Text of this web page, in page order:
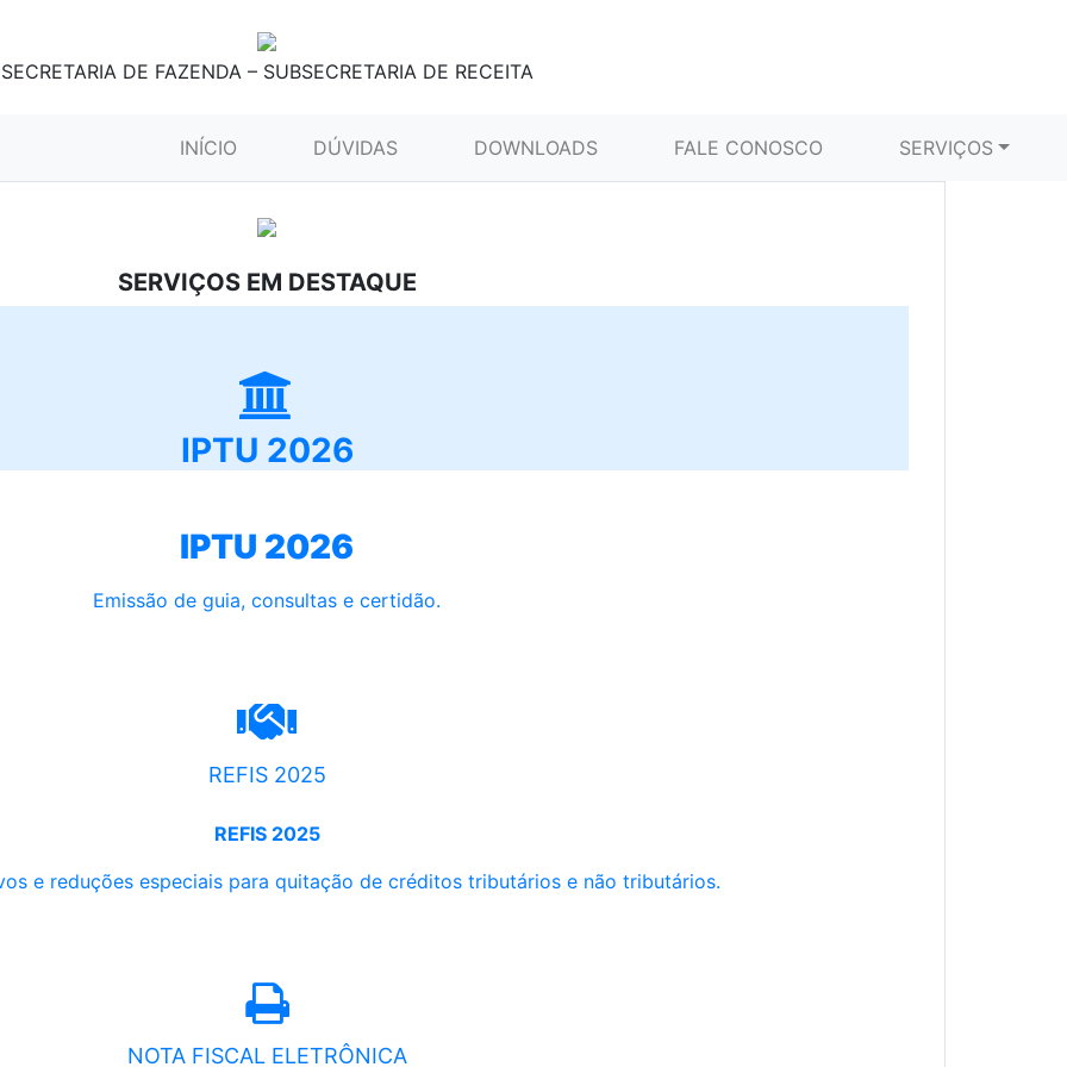
SECRETARIA DE FAZENDA – SUBSECRETARIA DE RECEITA
INÍCIO (CURRENT)DÚVIDAS DOWNLOADS FALE CONOSCO SERVIÇOS
SERVIÇOS EM DESTAQUE
IPTU 2026
IPTU 2026
Emissão de guia, consultas e certidão.
REFIS 2025
REFIS 2025
e reduções especiais para quitação de créditos tributários e não tributários.
NOTA FISCAL ELETRÔNICA